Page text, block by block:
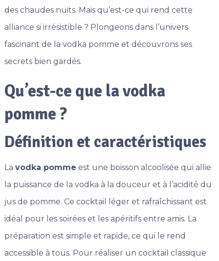
des chaudes nuits. Mais qu’est-ce qui rend cette
alliance si irrésistible ? Plongeons dans l’univers
fascinant de la vodka pomme et découvrons ses
secrets bien gardés.
Qu’est-ce que la vodka
pomme ?
Définition et caractéristiques
La vodka pomme est une boisson alcoolisée qui allie
la puissance de la vodka à la douceur et à l’acidité du
jus de pomme. Ce cocktail léger et rafraîchissant est
idéal pour les soirées et les apéritifs entre amis. La
préparation est simple et rapide, ce qui le rend
accessible à tous. Pour réaliser un cocktail classique